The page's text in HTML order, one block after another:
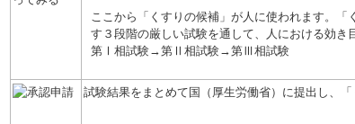
ここから「くすりの候補」が人に使われます。
す３段階の厳しい試験を通して、人における効き
第Ⅰ相試験→第Ⅱ相試験→第Ⅲ相試験
試験結果をまとめて国（厚生労働省）に提出し、